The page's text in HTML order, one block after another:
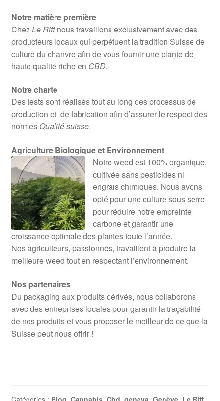
Notre matière première
ChezLe Riffnous travaillons exclusivement avec des
producteurs locaux qui perpétuent la tradition Suisse de
culture du chanvre afin de vous fournir une plante de
haute qualité riche en CBD.
Notre charte
Des tests sont réalisés tout au long des processus de
production et de fabrication afin d’assurer le respect des
normes Qualité suisse.
Agriculture Biologique et Environnement
Notre weed est 100% organique,
cultivée sans pesticides ni
engrais chimiques. Nous avons
opté pour une culture sous serre
pour réduire notre empreinte
carbone et garantir une
croissance optimale des plantes toute l’année.
Nos agriculteurs, passionnés, travaillent à produire la
meilleure weed tout en respectant l’environnement.
Nos partenaires
Du packaging aux produits dérivés, nous collaborons
avec des entreprises locales pour garantir la traçabilité
de nos produits et vous proposer le meilleur de ce que la
Suisse peut nous offrir !
Catégories : Blog Cannabis, Cbd geneva Genève, Le Riff,